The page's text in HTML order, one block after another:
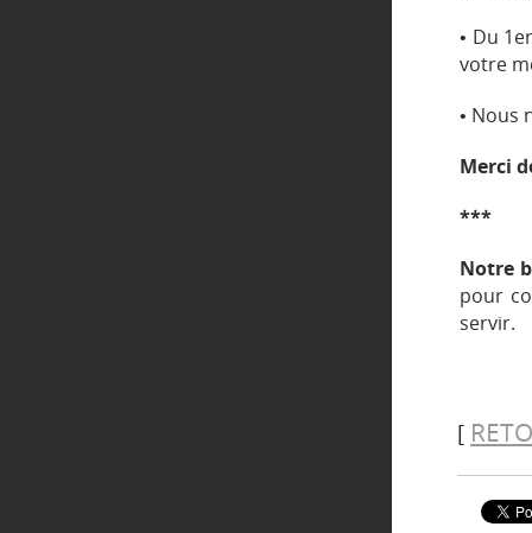
• Du
votre
• Nous
Merci
***
Notre
pour
servir.
[